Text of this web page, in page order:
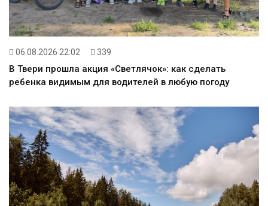
06.08.2026 22:02 339
В Твери прошла акция «Светлячок»: как сделать
ребенка видимым для водителей в любую погоду